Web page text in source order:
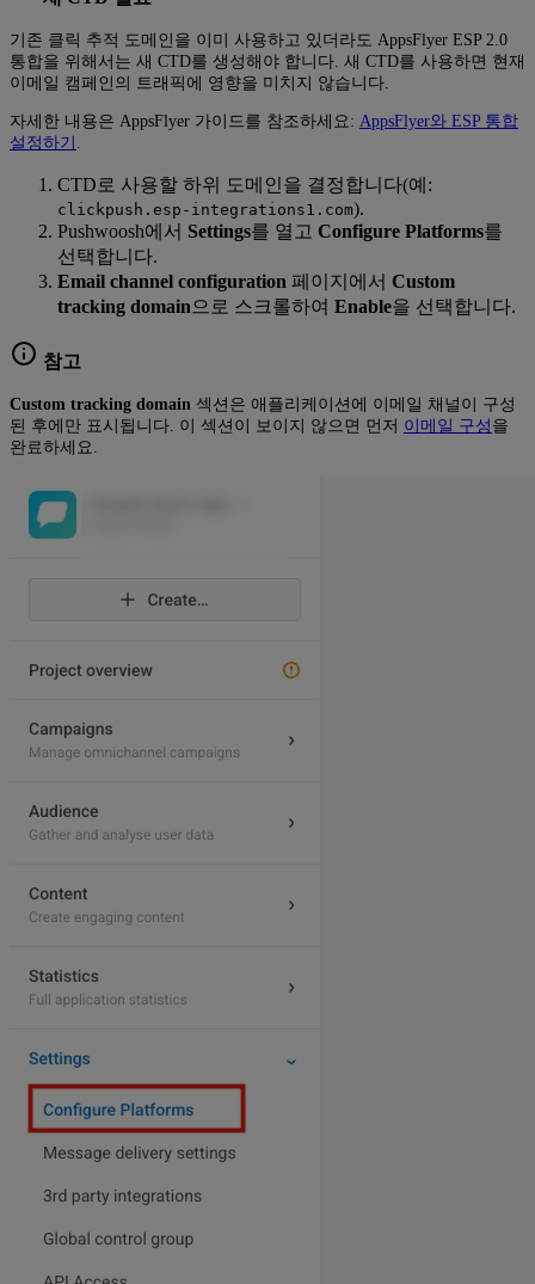
기존 클릭 추적 도메인을 이미 사용하고 있더라도 AppsFlyer ESP 2.0
통합을 위해서는 새 CTD를 생성해야 합니다. 새 CTD를 사용하면 현재
이메일 캠페인의 트래픽에 영향을 미치지 않습니다.
자세한 내용은 AppsFlyer 가이드를 참조하세요: AppsFlyer와 ESP 통합
설정하기
CTD로 사용할 하위 도메인을 결정합니다(예:
clickpush.esp-integrations1.com).
Pushwoosh에서 Settings를 열고 Configure Platforms를
선택합니다.
Email channel configuration 페이지에서 Custom
tracking domain으로 스크롤하여 Enable을 선택합니다.
참고
Custom tracking domain 섹션은 애플리케이션에 이메일 채널이 구성
된 후에만 표시됩니다. 이 섹션이 보이지 않으면 먼저 이메일 구성 을
완료하세요.